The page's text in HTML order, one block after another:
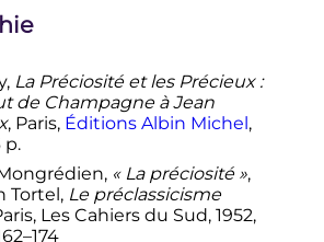
de la préciosité
La Préciosité et les Précieux :
de Champagne à Jean
, Paris, Éditions Albin Michel ,
p.
« La préciosité »,
Tortel, Le préclassicisme
Les Cahiers du Sud, 1952,